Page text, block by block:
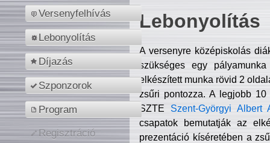
Versenyfelhívás
Lebonyolítás
Díjazás
Szponzorok
Program
Regisztráció
Lebonyolítás
A versenyre középiskolás
szükséges egy
elkészített munka rövid 2
zsűri pontozza. A legjobb
SZTE Szent-Györgyi Albert
csapatok bemutatják az
prezentáció kíséretében a